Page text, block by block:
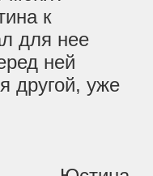
к
для нее
ней
другой, уже